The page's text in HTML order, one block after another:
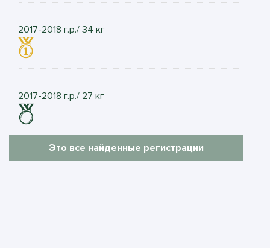
2017-2018 г.р./ 34 кг
2017-2018 г.р./ 27 кг
Это все найденные регистрации